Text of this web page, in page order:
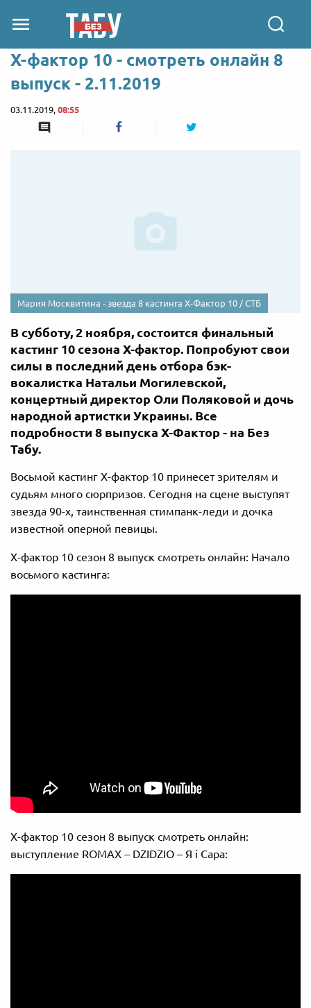
Х-фактор 10 - смотреть онлайн 8
выпуск - 2.11.2019
03.11.2019, 08:55
Мария Москвитина - звезда 8 кастинга Х-Фактор 10 / СТБ
В субботу, 2 ноября, состоится финальный
кастинг 10 сезона Х-фактор. Попробуют свои
силы в последний день отбора бэк-
вокалистка Натальи Могилевской,
концертный директор Оли Поляковой и дочь
народной артистки Украины. Все
подробности 8 выпуска Х-Фактор - на Без
Табу.
Восьмой кастинг Х-фактор 10 принесет зрителям и
судьям много сюрпризов. Сегодня на сцене выступят
звезда 90-х, таинственная стимпанк-леди и дочка
известной оперной певицы.
Х-фактор 10 сезон 8 выпуск смотреть онлайн: Начало
восьмого кастинга:
Х-фактор 10 сезон 8 выпуск смотреть онлайн:
выступление ROMAX – DZIDZIO – Я і Сара: